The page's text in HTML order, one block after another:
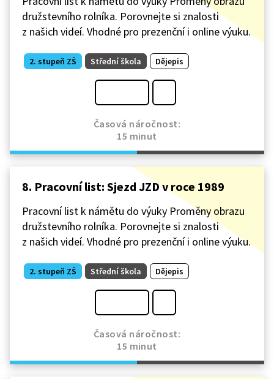
družstevního rolníka. Porovnejte si znalosti
z našich videí. Vhodné pro prezenční i online výuku.
2. stupeň ZŠ Střední škola Dějepis
Časová náročnost:
15 minut
8. Pracovní list: Sjezd JZD v roce 1989
Pracovní list k námětu do výuky Proměny obrazu
družstevního rolníka. Porovnejte si znalosti
z našich videí. Vhodné pro prezenční i online výuku.
2. stupeň ZŠ Střední škola Dějepis
Časová náročnost:
15 minut